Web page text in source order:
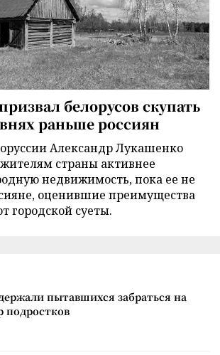
белорусов скупать
раньше россиян
Александр Лукашенко
страны активнее
недвижимость, пока ее не
оценившие преимущества
городской суеты.
пытавшихся забраться на
подростков